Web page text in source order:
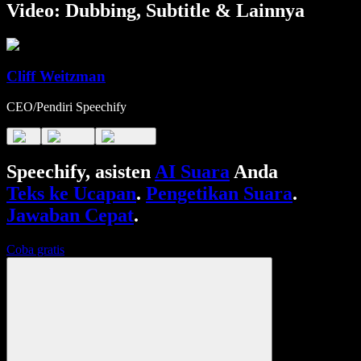
Video: Dubbing, Subtitle & Lainnya
Cliff Weitzman
CEO/Pendiri Speechify
Speechify, asisten AI Suara Anda
Teks ke Ucapan. Pengetikan Suara.
Jawaban Cepat.
Coba gratis